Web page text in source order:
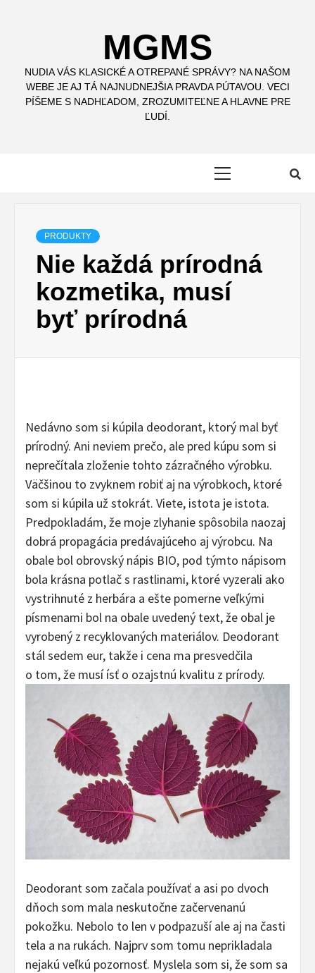
MGMS
NUDIA VÁS KLASICKÉ A OTREPANÉ SPRÁVY? NA NAŠOM
WEBE JE AJ TÁ NAJNUDNEJŠIA PRAVDA PÚTAVOU. VECI
PÍŠEME S NADHĽADOM, ZROZUMITEĽNE A HLAVNE PRE
ĽUDÍ.
PRODUKTY
Nie každá prírodná
kozmetika, musí
byť prírodná
Nedávno som si kúpila deodorant, ktorý mal byť
prírodný. Ani neviem prečo, ale pred kúpu som si
neprečítala zloženie tohto zázračného výrobku.
Väčšinou to zvyknem robiť aj na výrobkoch, ktoré
som si kúpila už stokrát. Viete, istota je istota.
Predpokladám, že moje zlyhanie spôsobila naozaj
dobrá propagácia predávajúceho aj výrobcu. Na
obale bol obrovský nápis BIO, pod týmto nápisom
bola krásna potlač s rastlinami, ktoré vyzerali ako
vystrihnuté z herbára a ešte pomerne veľkými
písmenami bol na obale uvedený text, že obal je
vyrobený z recyklovaných materiálov. Deodorant
stál sedem eur, takže i cena ma presvedčila
o tom, že musí ísť o ozajstnú kvalitu z prírody.
Deodorant som začala používať a asi po dvoch
dňoch som mala neskutočne začervenanú
pokožku. Nebolo to len v podpazuší ale aj na časti
tela a na rukách. Najprv som tomu neprikladala
nejakú veľkú pozornosť. Myslela som si, že som sa